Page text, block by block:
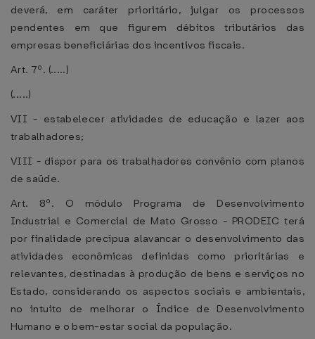
deverá, em caráter prioritário, julgar os processos
pendentes em que figurem débitos tributários das
empresas beneficiárias dos incentivos fiscais.
Art. 7º. (.....)
(.....)
VII - estabelecer atividades de educação e lazer aos
trabalhadores;
VIII - dispor para os trabalhadores convênio com planos
de saúde.
Art. 8º. O módulo Programa de Desenvolvimento
Industrial e Comercial de Mato Grosso - PRODEIC terá
por finalidade precípua alavancar o desenvolvimento das
atividades econômicas definidas como prioritárias e
relevantes, destinadas à produção de bens e serviços no
Estado, considerando os aspectos sociais e ambientais,
no intuito de melhorar o Índice de Desenvolvimento
Humano e o bem-estar social da população.